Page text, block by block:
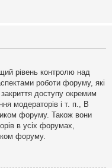
рівень контролю над
роботи форуму, які
доступу окремим
модераторів і т. п., В
форуму. Також вони
в усіх форумах,
форуму.